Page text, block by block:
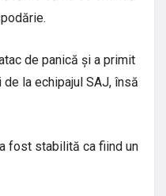
de panică și a primit
la echipajul SAJ, însă
fost stabilită ca fiind un